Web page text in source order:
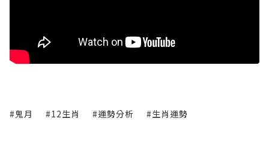
#鬼月 #12生肖 #運勢分析 #生肖運勢